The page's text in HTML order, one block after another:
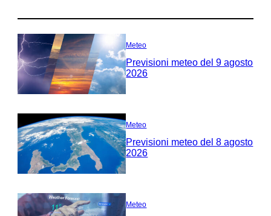
Meteo
Previsioni meteo del 9 agosto
2026
Meteo
Previsioni meteo del 8 agosto
2026
Meteo